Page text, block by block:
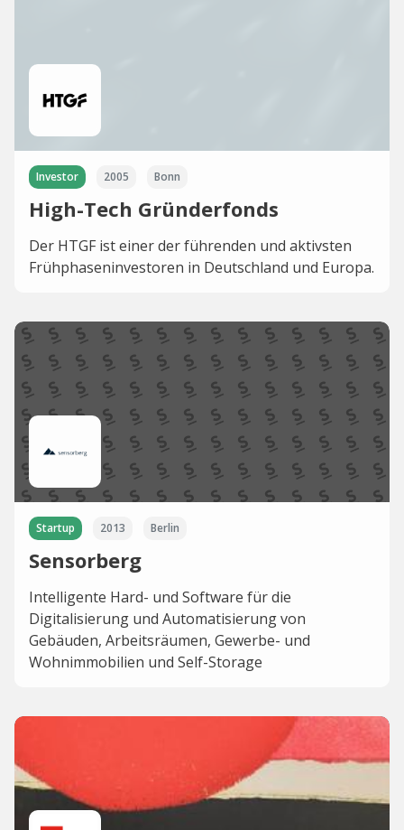
Investor 2005 Bonn
High-Tech Gründerfonds
Der HTGF ist einer der führenden und aktivsten
Frühphaseninvestoren in Deutschland und Europa.
Startup 2013 Berlin
Sensorberg
Intelligente Hard- und Software für die
Digitalisierung und Automatisierung von
Gebäuden, Arbeitsräumen, Gewerbe- und
Wohnimmobilien und Self-Storage